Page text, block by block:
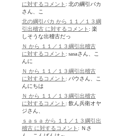
に対するコメント : 北の綱引バカ
さん、こ
北の綱引バカ から １１／１３綱
引出稽古 に対するコメント : 楽
しそうな出稽古だっ
Ｎ から １１／１３綱引出稽古
に対するコメント : sasaさん、こ
んに
Ｎ から １１／１３綱引出稽古
に対するコメント : バウさん、こ
んにちは
Ｎ から １１／１３綱引出稽古
に対するコメント : 飲ん兵衛オヤ
ジさん、
ｓａｓａ から １１／１３綱引出
稽古 に対するコメント : Ｎさ